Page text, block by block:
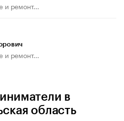
и ремонт...
и ремонт...
в
область